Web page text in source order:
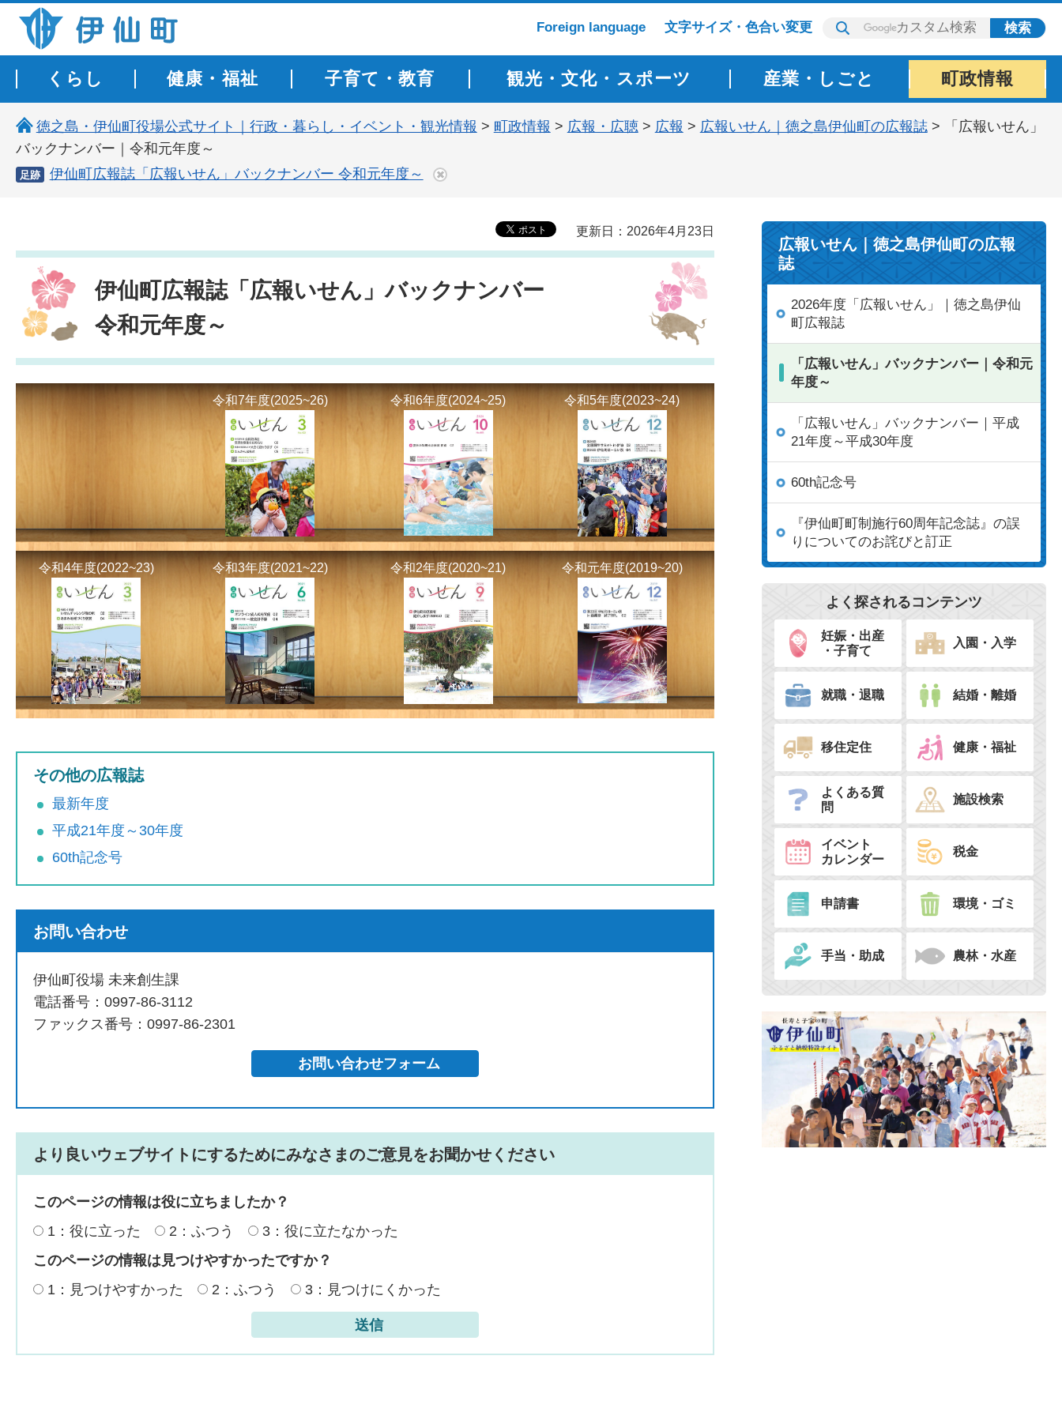
伊仙町 健康・長寿と子宝の町 Foreign language 文字サイズ・色合い変更
くらし 健康・福祉 子育て・教育 観光・文化・スポーツ 産業・しごと 町政情報
徳之島・伊仙町役場公式サイト｜行政・暮らし・イベント・観光情報 > 町政情報 > 広報・広聴> 広報 > 広報いせん｜徳之島伊仙町の広報誌> 「広報いせん」
バックナンバー｜令和元年度～
足跡 伊仙町広報誌「広報いせん」バックナンバー 令和元年度～
更新日：2026年4月23日
伊仙町広報誌「広報いせん」バックナンバー
令和元年度～
令和7年度(2025~26) 令和6年度(2024~25) 令和5年度(2023~24)
令和4年度(2022~23) 令和3年度(2021~22) 令和2年度(2020~21) 令和元年度(2019~20)
その他の広報誌
最新年度
平成21年度～30年度
60th記念号
お問い合わせ
伊仙町役場 未来創生課
電話番号：0997-86-3112
ファックス番号：0997-86-2301
より良いウェブサイトにするためにみなさまのご意見をお聞かせください
このページの情報は役に立ちましたか？
1：役に立った
2：ふつう
3：役に立たなかった
このページの情報は見つけやすかったですか？
1：見つけやすかった
2：ふつう 3：見つけにくかった
広報いせん｜徳之島伊仙町の広報
誌
2026年度「広報いせん」｜徳之島伊仙
町広報誌
「広報いせん」バックナンバー｜令和元
年度～
「広報いせん」バックナンバー｜平成
21年度～平成30年度
60th記念号
『伊仙町町制施行60周年記念誌』の誤
りについてのお詫びと訂正
よく探されるコンテンツ
妊娠・出産
・子育て
入園・入学
就職・退職 結婚・離婚
移住定住 健康・福祉
よくある質
問
施設検索
イベント
カレンダー
税金
申請書 環境・ゴミ
手当・助成 農林・水産